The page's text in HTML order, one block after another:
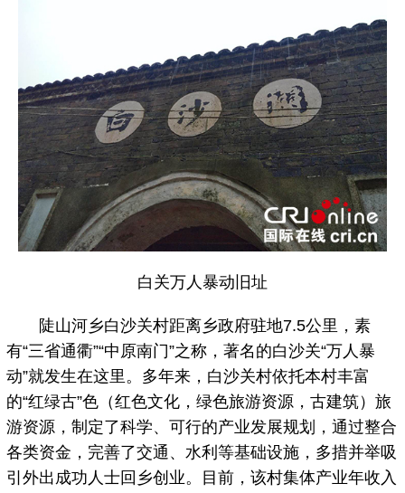
白关万人暴动旧址
陡山河乡白沙关村距离乡政府驻地7.5公里，素
有“三省通衢”“中原南门”之称，著名的白沙关“万人暴
动”就发生在这里。多年来，白沙关村依托本村丰富
的“红绿古”色（红色文化，绿色旅游资源，古建筑）旅
游资源，制定了科学、可行的产业发展规划，通过整合
各类资金，完善了交通、水利等基础设施，多措并举吸
引外出成功人士回乡创业。目前，该村集体产业年收入